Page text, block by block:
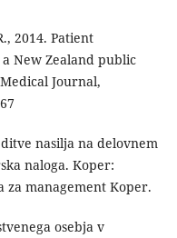
2014. Patient
New Zealand public
Journal,
nasilja na delovnem
naloga. Koper:
za management Koper.
osebja v